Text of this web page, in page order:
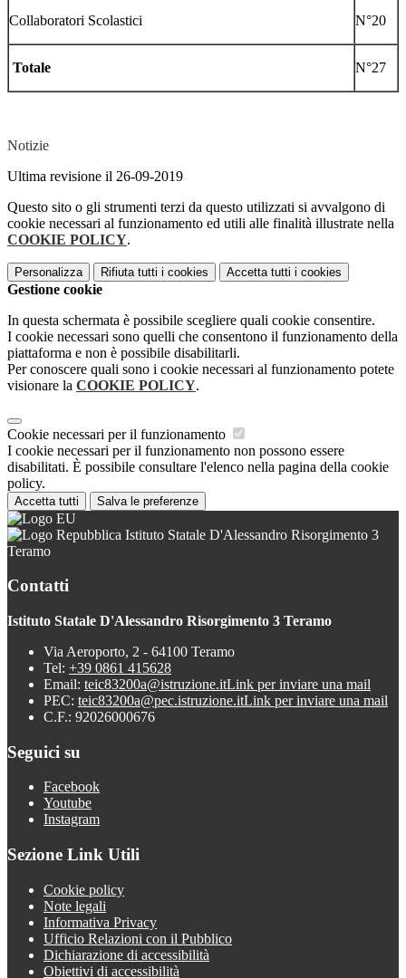
Collaboratori Scolastici N°20
Totale N°27
Notizie
Ultima revisione il 26-09-2019
Questo sito o gli strumenti terzi da questo utilizzati si avvalgono di
cookie necessari al funzionamento ed utili alle finalità illustrate nella
COOKIE POLICY.
Personalizza Rifiuta tutti i cookies Accetta tutti i cookies
Gestione cookie
In questa schermata è possibile scegliere quali cookie consentire.
I cookie necessari sono quelli che consentono il funzionamento della
piattaforma e non è possibile disabilitarli.
Per conoscere quali sono i cookie necessari al funzionamento potete
visionare la COOKIE POLICY.
Cookie necessari per il funzionamento
I cookie necessari per il funzionamento non possono essere
disabilitati. È possibile consultare l'elenco nella pagina della cookie
policy.
Accetta tutti Salva le preferenze
Istituto Statale D'Alessandro Risorgimento 3
Teramo
Contatti
Istituto Statale D'Alessandro Risorgimento 3 Teramo
Via Aeroporto, 2 - 64100 Teramo
Tel: +39 0861 415628
Email: teic83200a@istruzione.itLink per inviare una mail
PEC: teic83200a@pec.istruzione.itLink per inviare una mail
C.F.: 92026000676
Seguici su
Facebook
Youtube
Instagram
Sezione Link Utili
Cookie policy
Note legali
Informativa Privacy
Ufficio Relazioni con il Pubblico
Dichiarazione di accessibilità
Obiettivi di accessibilità